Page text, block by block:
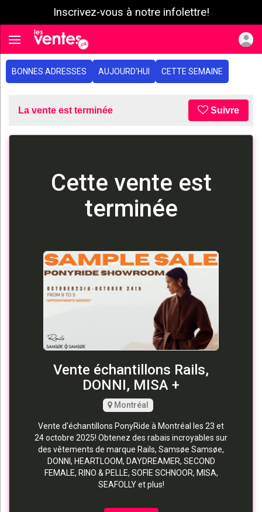
Inscrivez-vous à notre infolettre!
Toggle navigation
BONNES ADRESSES AUJOURD'HUI CETTE SEMAINE
La vente est terminée Suivre
Cette vente est
terminée
Vente échantillons Rails,
DONNI, MISA +
Montréal
Vente d'échantillons PonyRide à Montréal les 23 et
24 octobre 2025! Obtenez des rabais incroyables sur
des vêtements de marque Rails, Samsøe Samsøe,
DONNI, HEARTLOOM, DAYDREAMER, SECOND
FEMALE, RINO & PELLE, SOFIE SCHNOOR, MISA,
SEAFOLLY et plus!